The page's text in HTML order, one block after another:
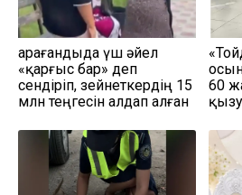
Қарағандыда үш әйел
«қарғыс бар» деп
сендіріп, зейнеткердің 15
млн теңгесін алдап алған
60